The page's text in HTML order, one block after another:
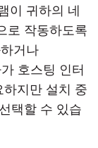
이 귀하의 네
로 작동하도록
거나
호스팅 인터
지만 설치 중
택할 수 있습